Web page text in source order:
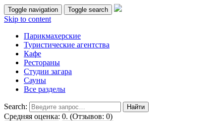
Toggle navigation Toggle search
Skip to content
Парикмахерские
Туристические агентства
Кафе
Рестораны
Студии загара
Сауны
Все разделы
Search:
Средняя оценка: 0. (Отзывов: 0)